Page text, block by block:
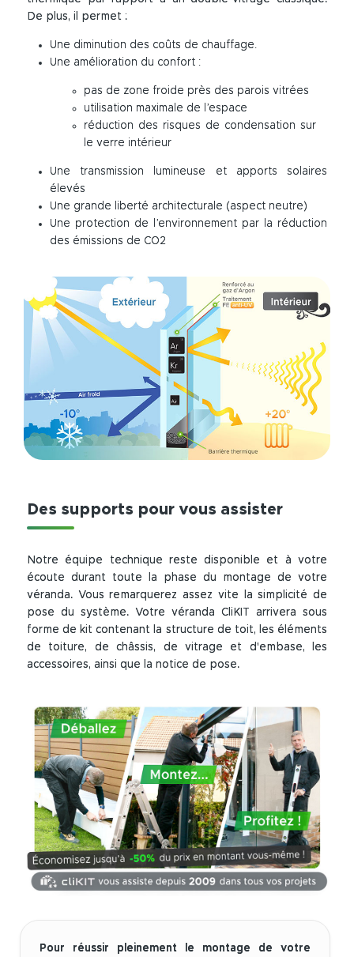
De plus, il permet :
Une diminution des coûts de chauffage.
Une amélioration du confort :
pas de zone froide près des parois vitrées
utilisation maximale de l’espace
réduction des risques de condensation sur
le verre intérieur
Une transmission lumineuse et apports solaires
élevés
Une grande liberté architecturale (aspect neutre)
Une protection de l’environnement par la réduction
des émissions de CO2
Des supports pour vous assister
Notre équipe technique reste disponible et à votre
écoute durant toute la phase du montage de votre
véranda. Vous remarquerez assez vite la simplicité de
pose du système. Votre véranda CliKIT arrivera sous
forme de kit contenant la structure de toit, les éléments
de toiture, de châssis, de vitrage et d'embase, les
accessoires, ainsi que la notice de pose.
Pour réussir pleinement le montage de votre